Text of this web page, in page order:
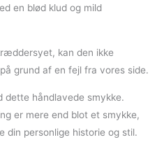
en blød klud og mild
kan den ikke
grund af en fejl fra vores side.
dette håndlavede smykke.
er mere end blot et smykke,
personlige historie og stil.